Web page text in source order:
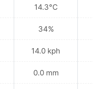
14.3°C
34%
14.0 kph
0.0 mm